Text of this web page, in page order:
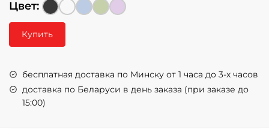
Цвет:
Купить
бесплатная доставка по Минску от 1 часа до 3-х часов
доставка по Беларуси в день заказа (при заказе до
15:00)